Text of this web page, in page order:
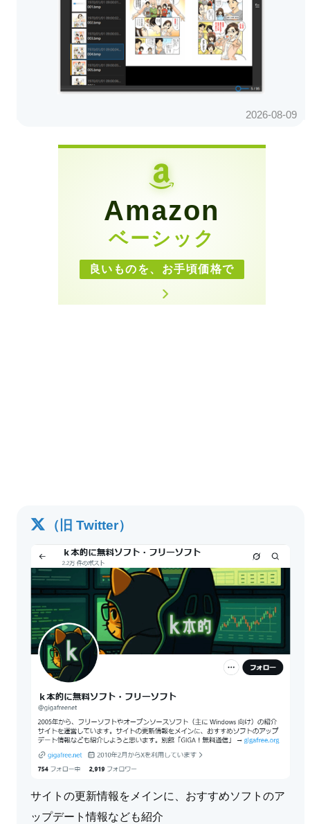
Amazon
ベーシック
良いものを、お手頃価格で
（旧 Twitter）
サイトの更新情報をメインに、おすすめソフトのア
ップデート情報なども紹介